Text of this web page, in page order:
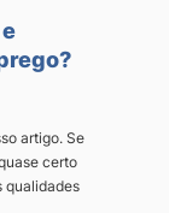
artigo. Se
certo
qualidades